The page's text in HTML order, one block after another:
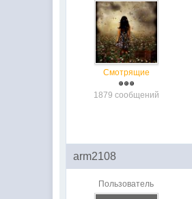
Смотрящие
1879 сообщений
arm2108
Пользователь